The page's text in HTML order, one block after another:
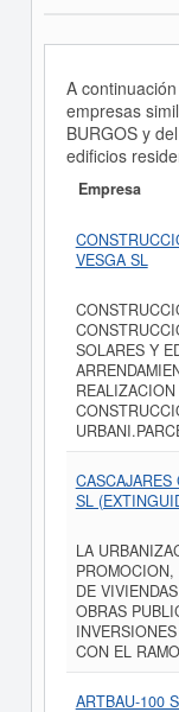
A
empresas
BURGOS y
edificios
Empresa
VESGA SL
SOLARES Y
CASCAJARES
SL
LA
DE
OBRAS
CON EL
ARTBAU-100